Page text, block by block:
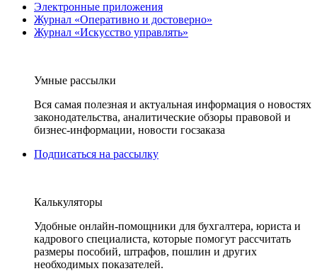
Электронные приложения
Журнал «Оперативно и достоверно»
Журнал «Искусство управлять»
Умные рассылки
Вся самая полезная и актуальная информация о новостях
законодательства, аналитические обзоры правовой и
бизнес-информации, новости госзаказа
Подписаться на рассылку
Калькуляторы
Удобные онлайн-помощники для бухгалтера, юриста и
кадрового специалиста, которые помогут рассчитать
размеры пособий, штрафов, пошлин и других
необходимых показателей.